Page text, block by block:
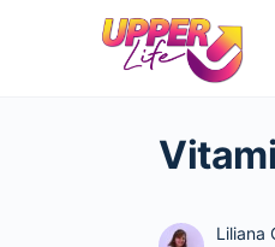
Liliana